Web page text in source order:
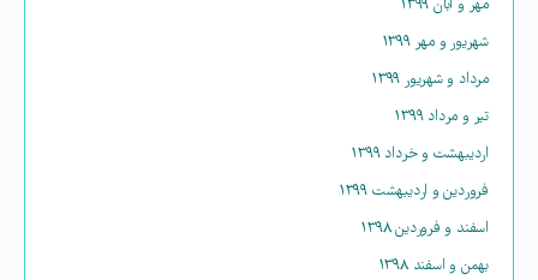
مهر و آبان ۱۳۹۹
شهریور و مهر ۱۳۹۹
مرداد و شهریور ۱۳۹۹
تیر و مرداد ۱۳۹۹
اردیبهشت و خرداد ۱۳۹۹
فروردین و اردیبهشت ۱۳۹۹
اسفند و فروردین ۱۳۹۸
بهمن و اسفند ۱۳۹۸